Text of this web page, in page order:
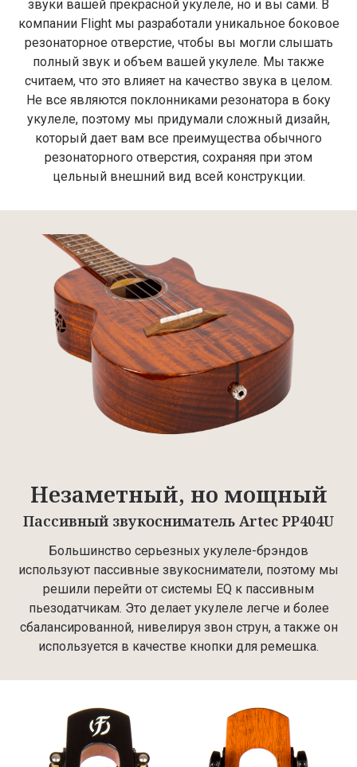
звуки вашей прекрасной укулеле, но и вы сами. В
компании Flight мы разработали уникальное боковое
резонаторное отверстие, чтобы вы могли слышать
полный звук и объем вашей укулеле. Мы также
считаем, что это влияет на качество звука в целом.
Не все являются поклонниками резонатора в боку
укулеле, поэтому мы придумали сложный дизайн,
который дает вам все преимущества обычного
резонаторного отверстия, сохраняя при этом
цельный внешний вид всей конструкции.
Незаметный, но мощный
Пассивный звукосниматель Artec PP404U
Большинство серьезных укулеле-брэндов
используют пассивные звукосниматели, поэтому мы
решили перейти от системы EQ к пассивным
пьезодатчикам. Это делает укулеле легче и более
сбалансированной, нивелируя звон струн, а также он
используется в качестве кнопки для ремешка.